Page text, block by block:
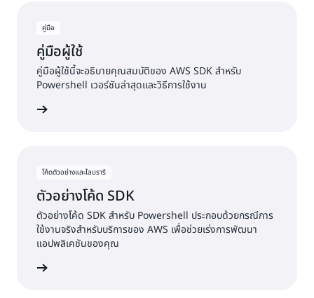
ทั้งหมด รวมถึง Windows, Linux และ macOS
คู่มือ
คู่มือผู้ใช้
คู่มือผู้ใช้นี้จะอธิบายคุณสมบัติของ AWS SDK สำหรับ
Powershell เวอร์ชันล่าสุดและวิธีการใช้งาน
โค้ดตัวอย่างและไลบรารี
ตัวอย่างโค้ด SDK
ตัวอย่างโค้ด SDK สำหรับ Powershell ประกอบด้วยกรณีการ
ใช้งานจริงสำหรับบริการของ AWS เพื่อช่วยเร่งการพัฒนา
แอปพลิเคชันของคุณ